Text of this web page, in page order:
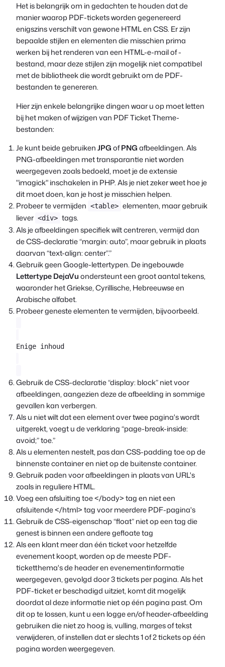
Het is belangrijk om in gedachten te houden dat de
manier waarop PDF-tickets worden gegenereerd
enigszins verschilt van gewone HTML en CSS. Er zijn
bepaalde stijlen en elementen die misschien prima
werken bij het renderen van een HTML-e-mail of -
bestand, maar deze stijlen zijn mogelijk niet compatibel
met de bibliotheek die wordt gebruikt om de PDF-
bestanden te genereren.
Hier zijn enkele belangrijke dingen waar u op moet letten
bij het maken of wijzigen van PDF Ticket Theme-
bestanden:
Je kunt beide gebruikenJPGofPNGafbeeldingen. Als
PNG-afbeeldingen met transparantie niet worden
weergegeven zoals bedoeld, moet je de extensie
"imagick" inschakelen in PHP. Als je niet zeker weet hoe je
dit moet doen, kan je host je misschien helpen.
Probeer te vermijden <table> elementen, maar gebruik
liever <div> tags.
Als je afbeeldingen specifiek wilt centreren, vermijd dan
de CSS-declaratie “margin: auto”, maar gebruik in plaats
daarvan “text-align: center”.”
Gebruik geen Google-lettertypen. De ingebouwde
Lettertype DejaVuondersteunt een groot aantal tekens,
waaronder het Griekse, Cyrillische, Hebreeuwse en
Arabische alfabet.
Probeer geneste elementen te vermijden, bijvoorbeeld.
Enige inhoud
Gebruik de CSS-declaratie “display: block” niet voor
afbeeldingen, aangezien deze de afbeelding in sommige
gevallen kan verbergen.
Als u niet wilt dat een element over twee pagina's wordt
uitgerekt, voegt u de verklaring “page-break-inside:
avoid;” toe.”
Als u elementen nestelt, pas dan CSS-padding toe op de
binnenste container en niet op de buitenste container.
Gebruik paden voor afbeeldingen in plaats van URL's
zoals in reguliere HTML.
Voeg een afsluiting toe </body> tag en niet een
afsluitende </html> tag voor meerdere PDF-pagina's
Gebruik de CSS-eigenschap “float” niet op een tag die
genest is binnen een andere gefloate tag
Als een klant meer dan één ticket voor hetzelfde
evenement koopt, worden op de meeste PDF-
ticketthema's de header en evenementinformatie
weergegeven, gevolgd door 3 tickets per pagina. Als het
PDF-ticket er beschadigd uitziet, komt dit mogelijk
doordat al deze informatie niet op één pagina past. Om
dit op te lossen, kunt u een logge en/of header-afbeelding
gebruiken die niet zo hoog is, vulling, marges of tekst
verwijderen, of instellen dat er slechts 1 of 2 tickets op één
pagina worden weergegeven.